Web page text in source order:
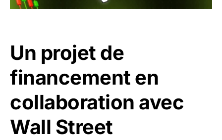
Un projet de
financement en
collaboration avec
Wall Street